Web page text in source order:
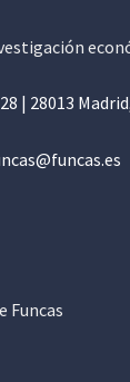
| 28013
Funcas